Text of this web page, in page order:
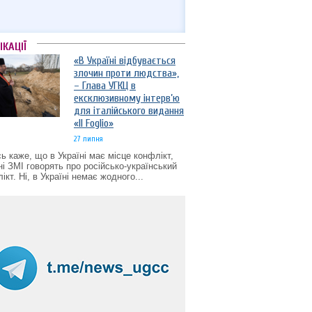
«В Україні відбувається
злочин проти людства»,
– Глава УГКЦ в
ексклюзивному інтерв’ю
для італійського видання
«Il Foglio»
27 липня
каже, що в Україні має місце конфлікт,
ЗМІ говорять про російсько-український
Ні, в Україні немає жодного...